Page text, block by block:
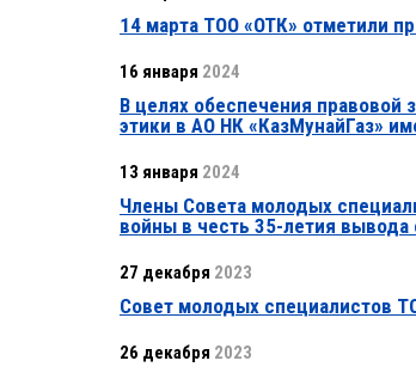
14 марта ТОО «ОТК» отметили
16 января 2024
В целях обеспечения
этики в АО НК «КазМунайГаз»
13 января 2024
Члены Совета молодых
войны в честь 35-летия вывода
27 декабря 2023
Совет молодых специалистов
26 декабря 2023